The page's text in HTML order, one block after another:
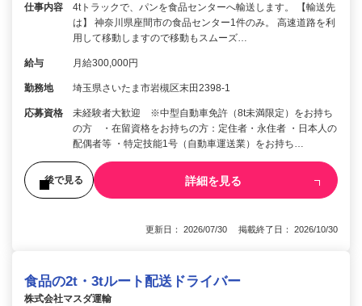
仕事内容
4tトラックで、パンを食品センターへ輸送します。 【輸送先
は】 神奈川県座間市の食品センター1件のみ。 高速道路を利
用して移動しますので移動もスムーズ…
給与 月給300,000円
勤務地 埼玉県さいたま市岩槻区末田2398-1
応募資格
未経験者大歓迎 ※中型自動車免許（8t未満限定）をお持ち
の方 ・在留資格をお持ちの方：定住者・永住者 ・日本人の
配偶者等 ・特定技能1号（自動車運送業）をお持ち…
後で見る 詳細を見る
更新日： 2026/07/30 掲載終了日： 2026/10/30
食品の2t・3tルート配送ドライバー
株式会社マスダ運輸